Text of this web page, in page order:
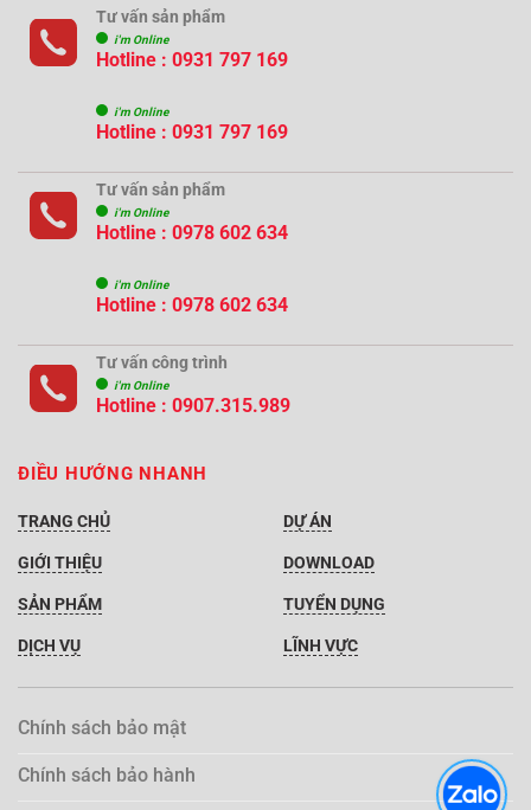
Tư vấn sản phẩm
i'm Online
Hotline : 0931 797 169
i'm Online
Hotline : 0931 797 169
Tư vấn sản phẩm
i'm Online
Hotline : 0978 602 634
i'm Online
Hotline : 0978 602 634
Tư vấn công trình
i'm Online
Hotline : 0907.315.989
ĐIỀU HƯỚNG NHANH
TRANG CHỦ
GIỚI THIỆU
SẢN PHẨM
DỊCH VỤ
DỰ ÁN
DOWNLOAD
TUYỂN DỤNG
LĨNH VỰC
Chính sách bảo mật
Chính sách bảo hành